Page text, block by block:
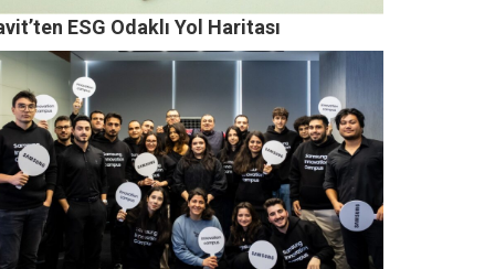
ESG Odaklı Yol Haritası